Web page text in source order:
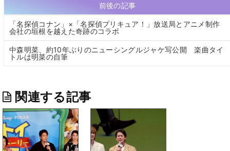
前後の記事
「名探偵コナン」×「名探偵プリキュア！」放送局とアニメ制作
会社の垣根を越えた奇跡のコラボ
中森明菜、約10年ぶりのニューシングルジャケ写公開 楽曲タイ
トルは明菜の自筆
関連する記事